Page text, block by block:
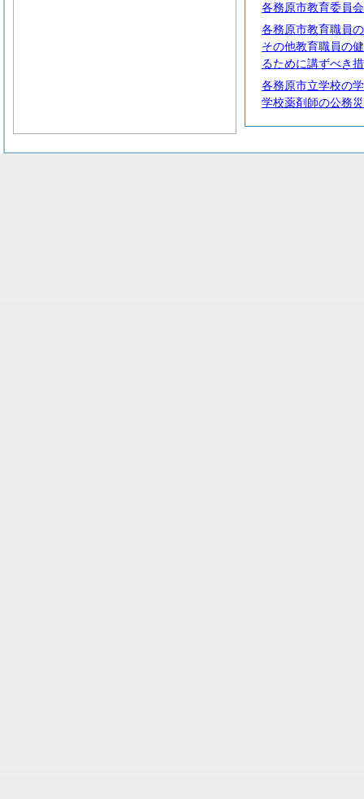
各務原市教育委員
各務原市教育職員
その他教育職員の
るために講ずべき
各務原市立学校の
学校薬剤師の公務